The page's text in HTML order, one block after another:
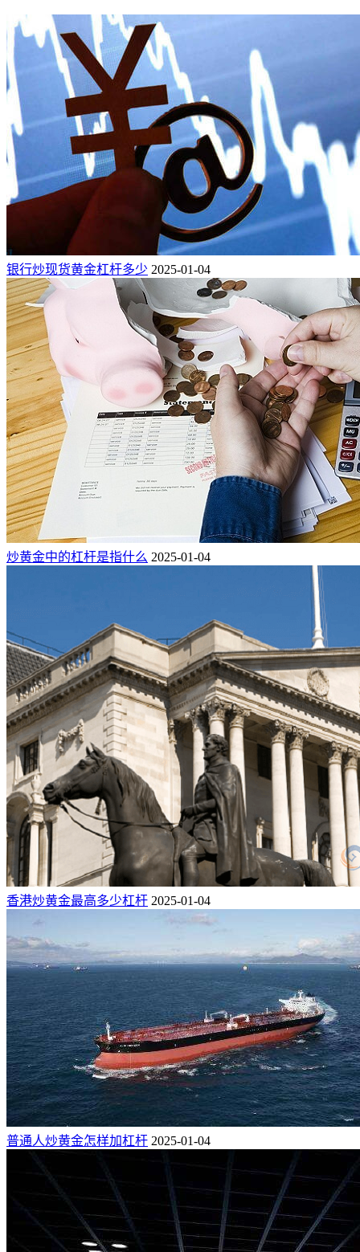
银行炒现货黄金杠杆多少 2025-01-04
炒黄金中的杠杆是指什么 2025-01-04
香港炒黄金最高多少杠杆 2025-01-04
普通人炒黄金怎样加杠杆 2025-01-04